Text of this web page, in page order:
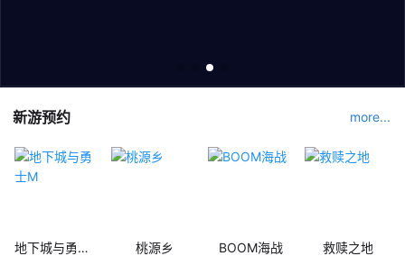
新游预约 more...
地下城与勇士M 桃源乡 BOOM海战 救赎之地